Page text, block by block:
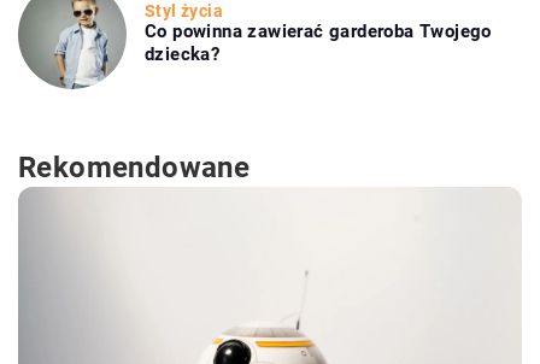
Styl życia
Co powinna zawierać garderoba Twojego
dziecka?
Rekomendowane